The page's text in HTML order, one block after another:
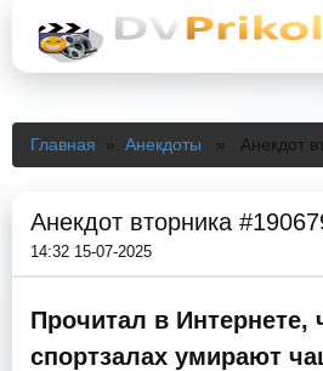
Главная » Анекдоты » Анекдот
Анекдот вторника
14:32 15-07-2025
Прочитал в Интернете,
спортзалах умирают